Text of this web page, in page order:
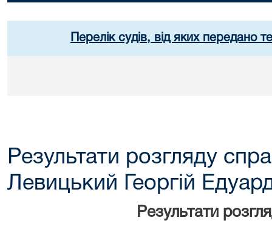
Перелік судів, від яких передано
Результати розгляду
Левицький Георгій
Результати